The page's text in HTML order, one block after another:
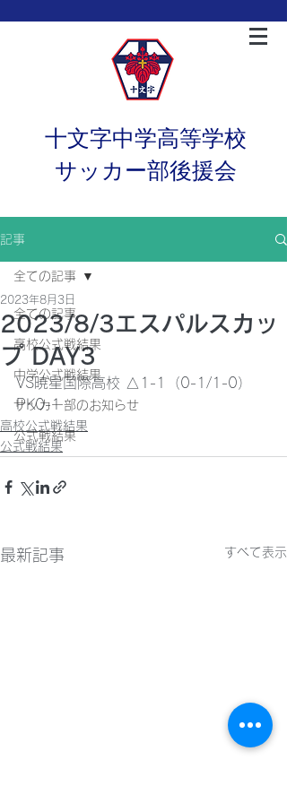
十文字中学高等学校
サッカー部後援会
記事
全ての記事
高校公式戦結果
中学公式戦結果
サッカー部のお知らせ
公式戦結果
全ての記事
2023/8/3エスパルスカッ
プ DAY3
2023年8月3日
VS暁星国際高校 △1-1（0-1/1-0）
PK0-1
高校公式戦結果
公式戦結果
最新記事 すべて表示